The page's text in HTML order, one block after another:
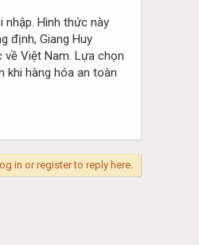
nhập. Hình thức này
định, Giang Huy
Việt Nam. Lựa chọn
khi hàng hóa an toàn
in or register to reply here.